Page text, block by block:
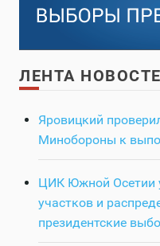
ЛЕНТА
Яровицкий
Минобороны к
ЦИК Южной Осетии
участков и
президентские